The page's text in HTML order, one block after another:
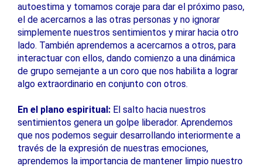
autoestima y tomamos coraje para dar el próximo paso,
el de acercarnos a las otras personas y no ignorar
simplemente nuestros sentimientos y mirar hacia otro
lado. También aprendemos a acercarnos a otros, para
interactuar con ellos, dando comienzo a una dinámica
de grupo semejante a un coro que nos habilita a lograr
algo extraordinario en conjunto con otros.
En el plano espiritual: El salto hacia nuestros
sentimientos genera un golpe liberador. Aprendemos
que nos podemos seguir desarrollando interiormente a
través de la expresión de nuestras emociones,
aprendemos la importancia de mantener limpio nuestro